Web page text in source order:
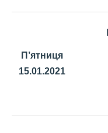
П’ятниця
15.01.2021